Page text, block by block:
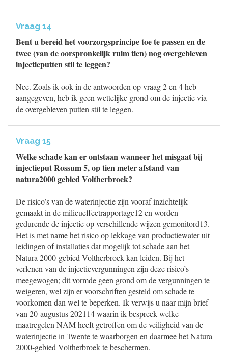
Vraag 14
Bent u bereid het voorzorgsprincipe toe te passen en de
twee (van de oorspronkelijk ruim tien) nog overgebleven
injectieputten stil te leggen?
Nee. Zoals ik ook in de antwoorden op vraag 2 en 4 heb
aangegeven, heb ik geen wettelijke grond om de injectie via
de overgebleven putten stil te leggen.
Vraag 15
Welke schade kan er ontstaan wanneer het misgaat bij
injectieput Rossum 5, op tien meter afstand van
natura2000 gebied Voltherbroek?
De risico’s van de waterinjectie zijn vooraf inzichtelijk
gemaakt in de milieueffectrapportage12 en worden
gedurende de injectie op verschillende wijzen gemonitord13.
Het is met name het risico op lekkage van productiewater uit
leidingen of installaties dat mogelijk tot schade aan het
Natura 2000-gebied Voltherbroek kan leiden. Bij het
verlenen van de injectievergunningen zijn deze risico’s
meegewogen; dit vormde geen grond om de vergunningen te
weigeren, wel zijn er voorschriften gesteld om schade te
voorkomen dan wel te beperken. Ik verwijs u naar mijn brief
van 20 augustus 202114 waarin ik bespreek welke
maatregelen NAM heeft getroffen om de veiligheid van de
waterinjectie in Twente te waarborgen en daarmee het Natura
2000-gebied Voltherbroek te beschermen.